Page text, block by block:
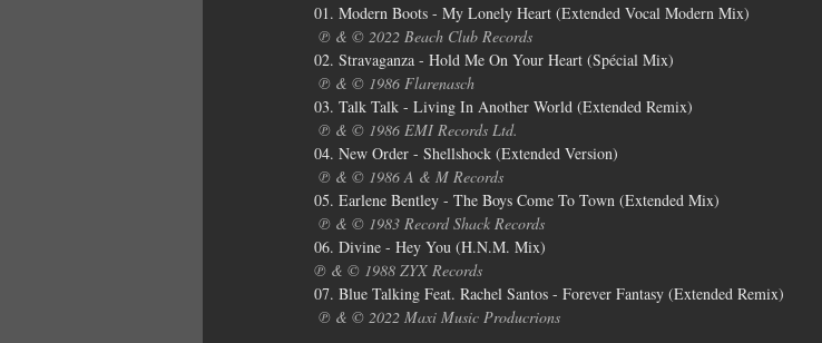
01. Modern Boots - My Lonely Heart (Extended Vocal Modern Mix)
℗ & © 2022 Beach Club Records
02. Stravaganza - Hold Me On Your Heart (Spécial Mix)
℗ & © 1986 Flarenasch
03. Talk Talk - Living In Another World (Extended Remix)
℗ & © 1986 EMI Records Ltd.
04. New Order - Shellshock (Extended Version)
℗ & © 1986 A & M Records
05. Earlene Bentley - The Boys Come To Town (Extended Mix)
℗ & © 1983 Record Shack Records
06. Divine - Hey You (H.N.M. Mix)
℗ & © 1988 ZYX Records
07. Blue Talking Feat. Rachel Santos - Forever Fantasy (Extended Remix)
℗ & © 2022 Maxi Music Producrions